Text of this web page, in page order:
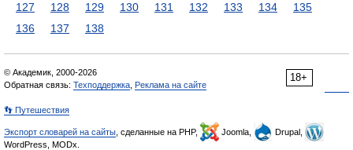
127
128 129 130 131 132 133 134
135
136
137 138
18+
© Академик, 2000-2026
Обратная связь: Техподдержка Реклама на сайте
👣 Путешествия
Экспорт словарей на сайты , сделанные на PHP, Joomla,
Drupal,
WordPress, MODx.